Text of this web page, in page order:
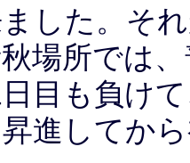
した。そ
場所では
目も負け
進してか